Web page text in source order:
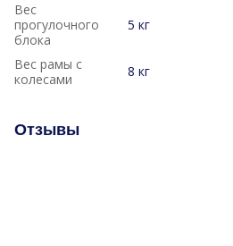
Вес
прогулочного
блока
5 кг
Вес рамы с
колесами
8 кг
Отзывы